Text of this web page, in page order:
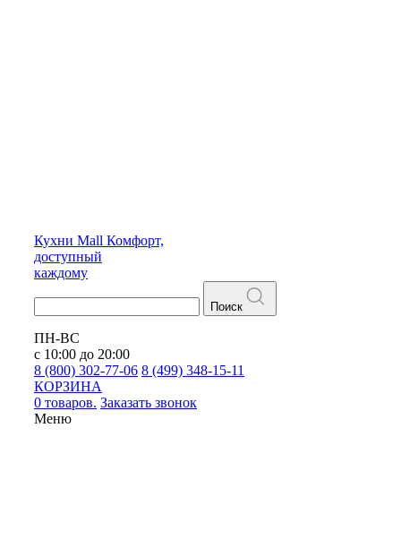
Кухни Mall Комфорт,
доступный
каждому
Поиск
ПН-ВС
с 10:00 до 20:00
8 (800) 302-77-06 8 (499) 348-15-11
КОРЗИНА
0 товаров. Заказать звонок
Меню